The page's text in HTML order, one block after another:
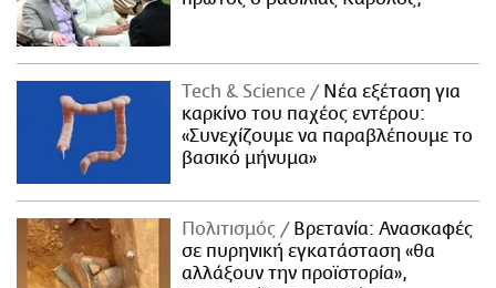
Τech & Science
Νέα εξέταση για
καρκίνο του παχέος εντέρου:
«Συνεχίζουμε να παραβλέπουμε το
βασικό μήνυμα»
Πολιτισμός
Βρετανία: Ανασκαφές
σε πυρηνική εγκατάσταση «θα
αλλάξουν την προϊστορία»,